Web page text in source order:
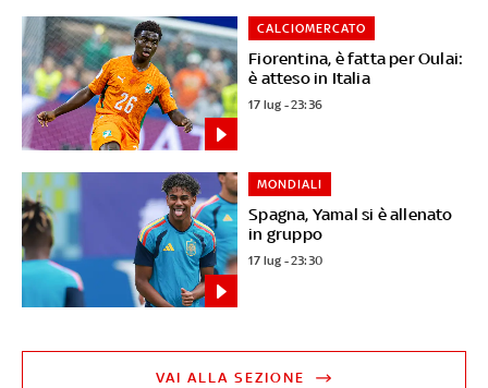
Fiorentina, è fatta per Oulai:
è atteso in Italia
CALCIOMERCATO
17 lug - 23:36
Spagna, Yamal si è allenato
in gruppo
MONDIALI
17 lug - 23:30
VAI ALLA SEZIONE